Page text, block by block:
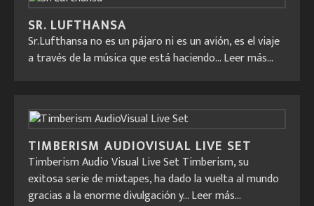
SR. LUFTHANSA
Sr.Lufthansa no es un pájaro ni es un avión, es el viaje
a través de la música que está haciendo...Leer más...
TIMBERISM AUDIOVISUAL LIVE SET
Timberism Audio Visual Live Set Timberism, su
exitosa serie de mixtapes, ha dado la vuelta al mundo
gracias a la enorme divulgación y...Leer más...